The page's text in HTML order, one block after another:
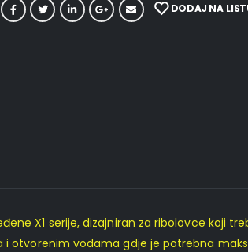
DODAJ NA
X1 serije, dizajniran za ribolovce
otvorenim vodama gdje je potrebna